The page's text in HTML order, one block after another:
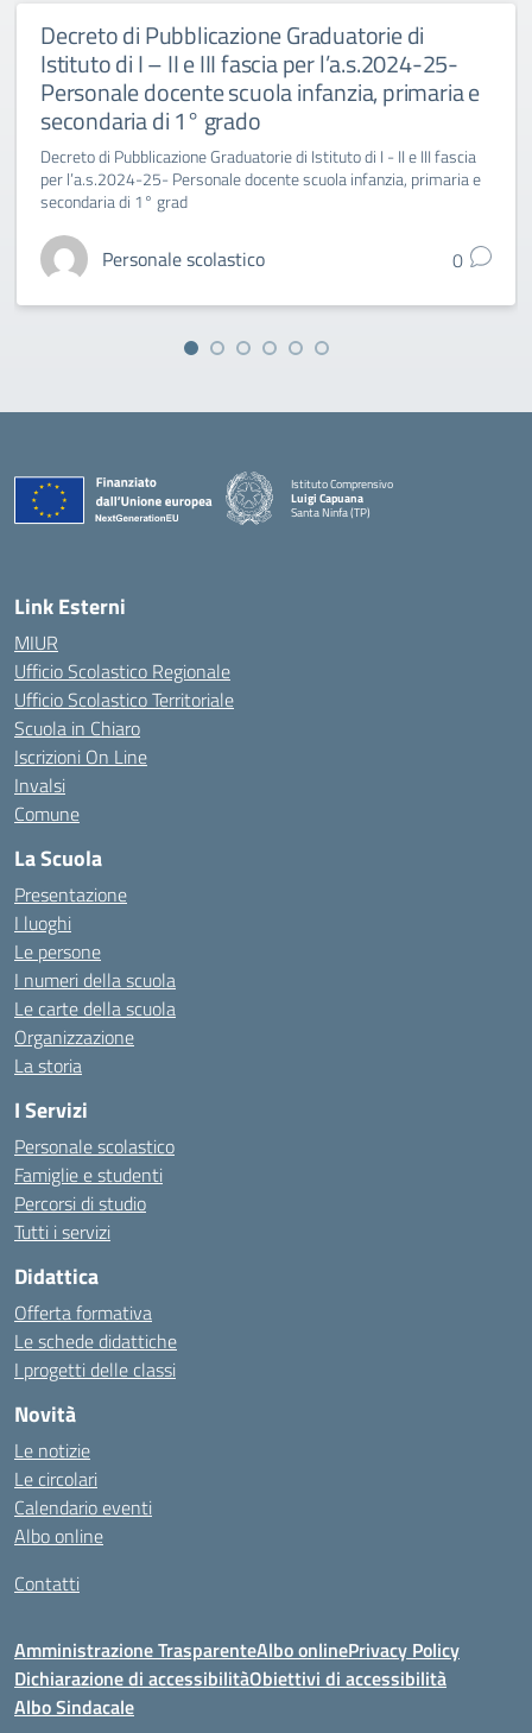
Decreto di Pubblicazione Graduatorie di
Istituto di I – II e III fascia per l’a.s.2024-25-
Personale docente scuola infanzia, primaria e
secondaria di 1° grado
Decreto di Pubblicazione Graduatorie di Istituto di I - II e III fascia
per l’a.s.2024-25- Personale docente scuola infanzia, primaria e
secondaria di 1° grad
Personale scolastico 0
Istituto Comprensivo
Luigi Capuana
Santa Ninfa (TP)
Link Esterni
MIUR
Ufficio Scolastico Regionale
Ufficio Scolastico Territoriale
Scuola in Chiaro
Iscrizioni On Line
Invalsi
Comune
La Scuola
Presentazione
I luoghi
Le persone
I numeri della scuola
Le carte della scuola
Organizzazione
La storia
I Servizi
Personale scolastico
Famiglie e studenti
Percorsi di studio
Tutti i servizi
Didattica
Offerta formativa
Le schede didattiche
I progetti delle classi
Novità
Le notizie
Le circolari
Calendario eventi
Albo online
Contatti
Amministrazione TrasparenteAlbo onlinePrivacy Policy
Dichiarazione di accessibilitàObiettivi di accessibilità
Albo Sindacale